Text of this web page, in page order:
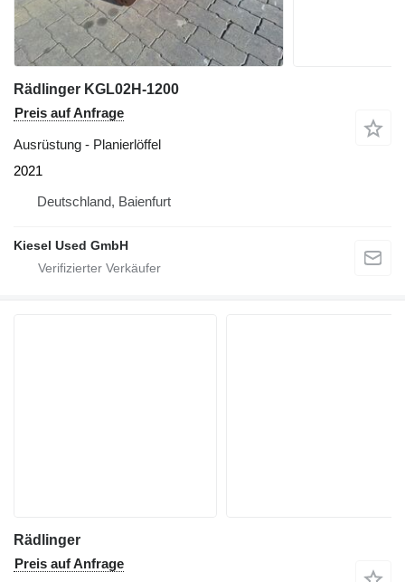
Rädlinger KGL02H-1200
Preis auf Anfrage
Ausrüstung - Planierlöffel
2021
Deutschland, Baienfurt
Kiesel Used GmbH
Rädlinger
Preis auf Anfrage